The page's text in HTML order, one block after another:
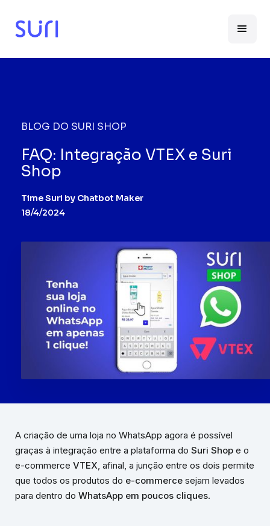
BLOG DO SURI SHOP
FAQ: Integração VTEX e Suri
Shop
Time Suri by Chatbot Maker
18/4/2024
A criação de uma loja no WhatsApp agora é possível
graças à integração entre a plataforma do Suri Shop e o
e-commerce VTEX, afinal, a junção entre os dois permite
que todos os produtos do e-commerce sejam levados
para dentro do WhatsApp em poucos cliques.